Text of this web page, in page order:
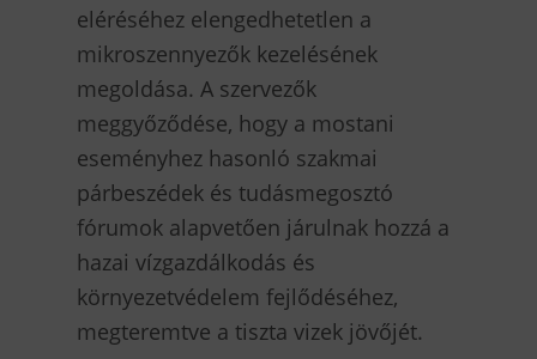
eléréséhez elengedhetetlen a
mikroszennyezők kezelésének
megoldása. A szervezők
meggyőződése, hogy a mostani
eseményhez hasonló szakmai
párbeszédek és tudásmegosztó
fórumok alapvetően járulnak hozzá a
hazai vízgazdálkodás és
környezetvédelem fejlődéséhez,
megteremtve a tiszta vizek jövőjét.